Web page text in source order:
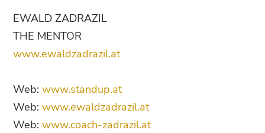
EWALD ZADRAZIL
THE MENTOR
www.ewaldzadrazil.at
Web:www.standup.at
Web:www.ewaldzadrazil.at
Web:www.coach-zadrazil.at